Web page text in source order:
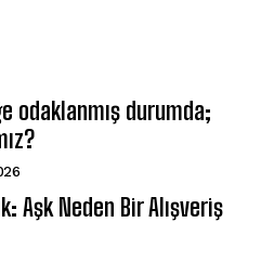
odaklanmış durumda;
Aşk Neden Bir Alışveriş